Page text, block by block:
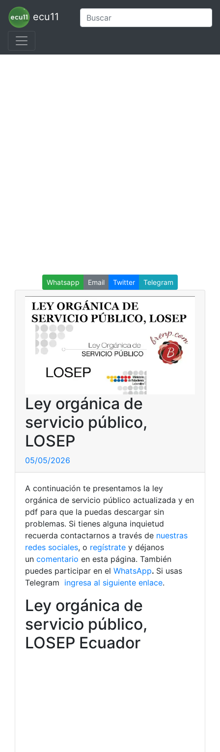
ecu11
Whatsapp Email Twitter Telegram
Ley orgánica de
servicio público,
LOSEP
05/05/2026
A continuación te presentamos la ley
orgánica de servicio público actualizada y en
pdf para que la puedas descargar sin
problemas. Si tienes alguna inquietud
recuerda contactarnos a través de nuestras
redes sociales, o regístrate y déjanos
un comentario en esta página. También
puedes participar en el WhatsApp. Si usas
Telegram ingresa al siguiente enlace.
Ley orgánica de
servicio público,
LOSEP Ecuador